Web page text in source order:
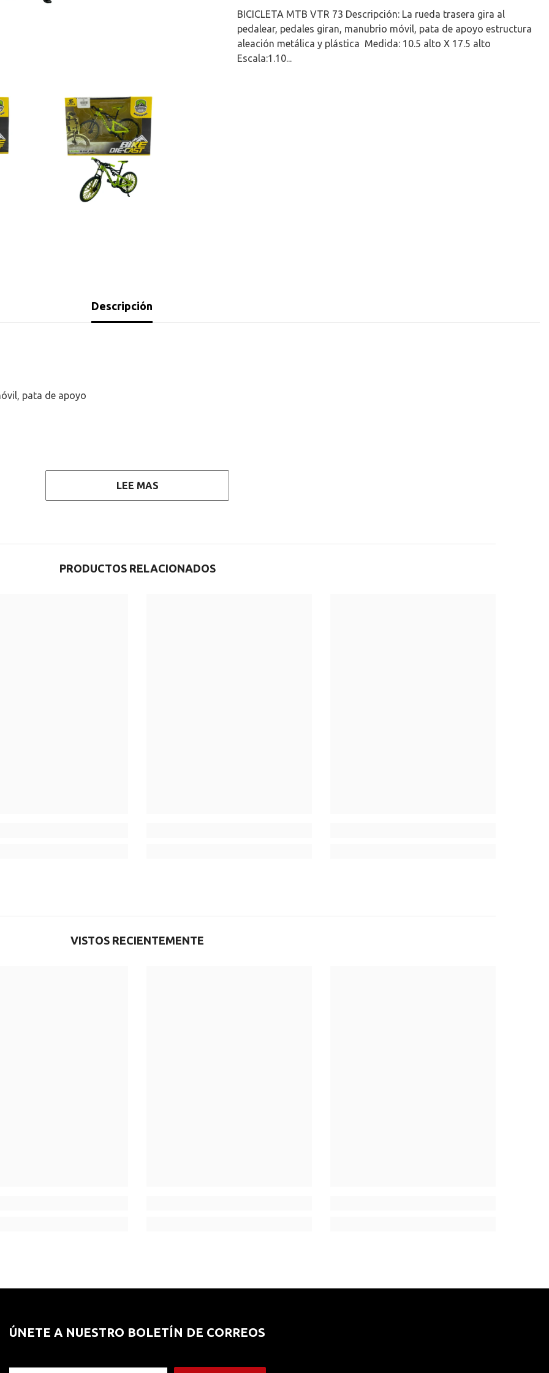
BICICLETA MTB VTR 73 Descripción: La rueda trasera gira al
pedalear, pedales giran, manubrio móvil, pata de apoyo estructura
aleación metálica y plástica Medida: 10.5 alto X 17.5 alto
Escala:1.10...
Descripción
pata de apoyo
LEE MAS
PRODUCTOS RELACIONADOS
VISTOS RECIENTEMENTE
ÚNETE A NUESTRO BOLETÍN DE CORREOS